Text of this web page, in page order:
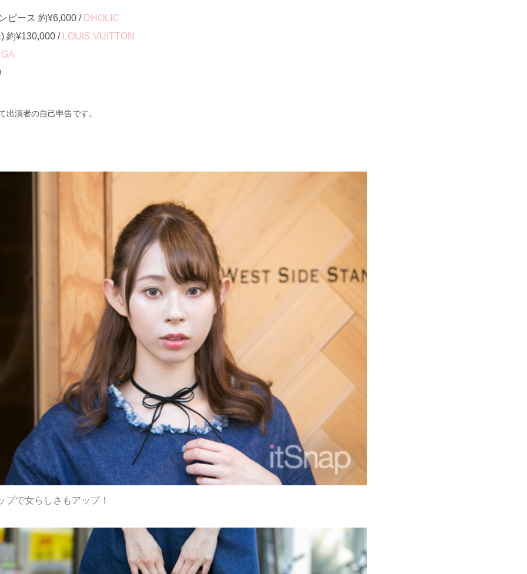
ピース 約¥6,000 / DHOLIC
約¥130,000 /
LOUIS VUITTON
演者の自己申告です。
で女らしさもアップ！